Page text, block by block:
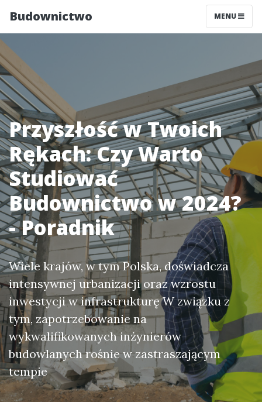
Budownictwo MENU
Przyszłość w Twoich
Rękach: Czy Warto
Studiować
Budownictwo w 2024?
- Poradnik
Wiele krajów, w tym Polska, doświadcza
intensywnej urbanizacji oraz wzrostu
inwestycji w infrastrukturę W związku z
tym, zapotrzebowanie na
wykwalifikowanych inżynierów
budowlanych rośnie w zastraszającym
tempie